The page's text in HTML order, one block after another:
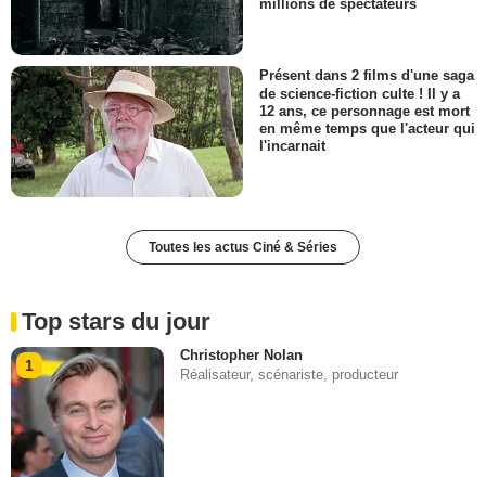
millions de spectateurs
Présent dans 2 films d'une saga
de science-fiction culte ! Il y a
12 ans, ce personnage est mort
en même temps que l'acteur qui
l'incarnait
Toutes les actus Ciné & Séries
Top stars du jour
1
Christopher Nolan
Réalisateur, scénariste, producteur